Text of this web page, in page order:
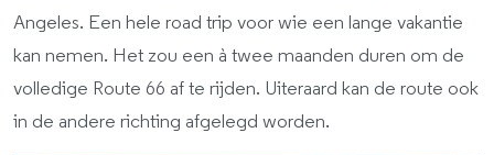
Angeles. Een hele road trip voor wie een lange vakantie
kan nemen. Het zou een à twee maanden duren om de
volledige Route 66 af te rijden. Uiteraard kan de route ook
in de andere richting afgelegd worden.